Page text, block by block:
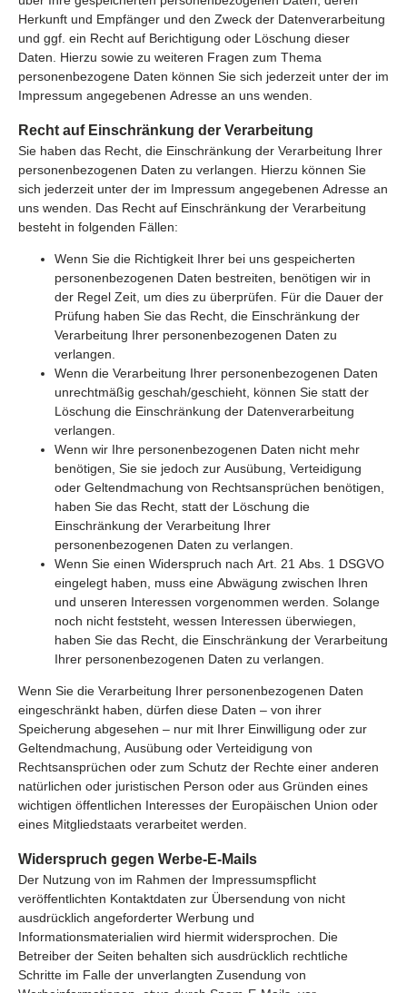
Herkunft und Empfänger und den Zweck der Datenverarbeitung
und ggf. ein Recht auf Berichtigung oder Löschung dieser
Daten. Hierzu sowie zu weiteren Fragen zum Thema
personenbezogene Daten können Sie sich jederzeit unter der im
Impressum angegebenen Adresse an uns wenden.
Recht auf Einschränkung der Verarbeitung
Sie haben das Recht, die Einschränkung der Verarbeitung Ihrer
personenbezogenen Daten zu verlangen. Hierzu können Sie
sich jederzeit unter der im Impressum angegebenen Adresse an
uns wenden. Das Recht auf Einschränkung der Verarbeitung
besteht in folgenden Fällen:
Wenn Sie die Richtigkeit Ihrer bei uns gespeicherten
personenbezogenen Daten bestreiten, benötigen wir in
der Regel Zeit, um dies zu überprüfen. Für die Dauer der
Prüfung haben Sie das Recht, die Einschränkung der
Verarbeitung Ihrer personenbezogenen Daten zu
verlangen.
Wenn die Verarbeitung Ihrer personenbezogenen Daten
unrechtmäßig geschah/geschieht, können Sie statt der
Löschung die Einschränkung der Datenverarbeitung
verlangen.
Wenn wir Ihre personenbezogenen Daten nicht mehr
benötigen, Sie sie jedoch zur Ausübung, Verteidigung
oder Geltendmachung von Rechtsansprüchen benötigen,
haben Sie das Recht, statt der Löschung die
Einschränkung der Verarbeitung Ihrer
personenbezogenen Daten zu verlangen.
Wenn Sie einen Widerspruch nach Art. 21 Abs. 1 DSGVO
eingelegt haben, muss eine Abwägung zwischen Ihren
und unseren Interessen vorgenommen werden. Solange
noch nicht feststeht, wessen Interessen überwiegen,
haben Sie das Recht, die Einschränkung der Verarbeitung
Ihrer personenbezogenen Daten zu verlangen.
Wenn Sie die Verarbeitung Ihrer personenbezogenen Daten
eingeschränkt haben, dürfen diese Daten – von ihrer
Speicherung abgesehen – nur mit Ihrer Einwilligung oder zur
Geltendmachung, Ausübung oder Verteidigung von
Rechtsansprüchen oder zum Schutz der Rechte einer anderen
natürlichen oder juristischen Person oder aus Gründen eines
wichtigen öffentlichen Interesses der Europäischen Union oder
eines Mitgliedstaats verarbeitet werden.
Widerspruch gegen Werbe-E-Mails
Der Nutzung von im Rahmen der Impressumspflicht
veröffentlichten Kontaktdaten zur Übersendung von nicht
ausdrücklich angeforderter Werbung und
Informationsmaterialien wird hiermit widersprochen. Die
Betreiber der Seiten behalten sich ausdrücklich rechtliche
Schritte im Falle der unverlangten Zusendung von